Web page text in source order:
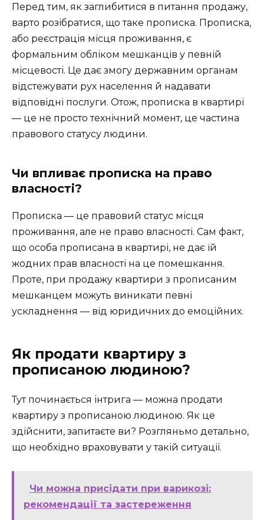
Перед тим, як заглибитися в питання продажу,
варто розібратися, що таке прописка. Прописка,
або реєстрація місця проживання, є
формальним обліком мешканців у певній
місцевості. Це дає змогу державним органам
відстежувати рух населення й надавати
відповідні послуги. Отож, прописка в квартирі
— це не просто технічний момент, це частина
правового статусу людини.
Чи впливає прописка на право
власності?
Прописка — це правовий статус місця
проживання, але не право власності. Сам факт,
що особа прописана в квартирі, не дає їй
жодних прав власності на це помешкання.
Проте, при продажу квартири з прописаним
мешканцем можуть виникати певні
ускладнення — від юридичних до емоційних.
Як продати квартиру з
прописаною людиною?
Тут починається інтрига — можна продати
квартиру з прописаною людиною. Як це
здійснити, запитаєте ви? Розгляньмо детально,
що необхідно враховувати у такій ситуації.
Чи можна присідати при варикозі:
рекомендації та застереження